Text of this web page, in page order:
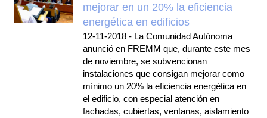
mejorar en un 20% la eficiencia
energética en edificios
12-11-2018 - La Comunidad Autónoma
anunció en FREMM que, durante este mes
de noviembre, se subvencionan
instalaciones que consigan mejorar como
mínimo un 20% la eficiencia energética en
el edificio, con especial atención en
fachadas, cubiertas, ventanas, aislamiento